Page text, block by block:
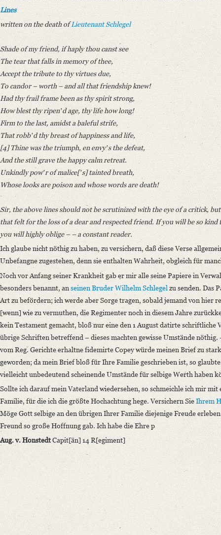
Lines
written on the death ofLieutenant Schlegel
Shade of my friend, if haply thou canst see
The tear that falls in memory of thee,
Accept the tribute to thy virtues due,
To candor – worth – and all that friendship knew!
Had thy frail frame been as thy spirit strong,
How blest thy ripenʼd age, thy life how long!
Firm to the last, amidst a baleful strife,
That robbʼd thy breast of happiness and life,
[4] Thine was the triumph, en envyʼs the defeat,
And the still grave the happy calm retreat.
Unkindly powʼr of malice[ʼs] tainted breath,
Whose looks are poison and whose words are death!
Sir, the above lines should not be scrutinized with the eye of a critick,
that felt for the loss of a dear and respected friend. If you will be so kind
you will highly oblige – – a constant reader.
Ich glaube nicht nöthig zu haben, zu versichern, daß diese Verse
Unbefangne zugestehen, denn sie enthalten Wahrheit, obgleich für
Noch vor Anfang seiner Krankheit gab er mir alle seine Papiere in
besonders benannt, anseinen Bruder Wilhelm Schlegelzu senden. Das
Art zu befördern; ich werde aber Sorge tragen, sobald jemand von hier
[wenn] wie zu vermuthen, die Regimenter noch in diesem Jahre
kein Testament gemacht, bloß nur eine den 1 August datirte schriftliche
übrige Schriften betreffend – dieses machten gewisse Umstände
vom Reg. Gerichte erhaltne fidemirte Copey würde meinen Brief zu
geworden; da mein Brief bloß für Ihre Familie geschrieben ist, so
vielleicht unbedeutend scheinende Umstände für selbige Werth haben
Sollte ich darauf mein Vaterland wiedersehen, so schmeichle ich mir
Familie, für die ich die größte Hochachtung hege. Versichern SieIhrem
Möge Gott selbige an den übrigen Ihrer Familie diejenige Freude
Freund so große Hoffnung gab. Ich habe die Ehre p
Aug. v. HonstedtCapit[än] 14 R[egiment]